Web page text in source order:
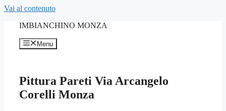
Vai al contenuto
IMBIANCHINO MONZA
Menu
Pittura Pareti Via Arcangelo
Corelli Monza